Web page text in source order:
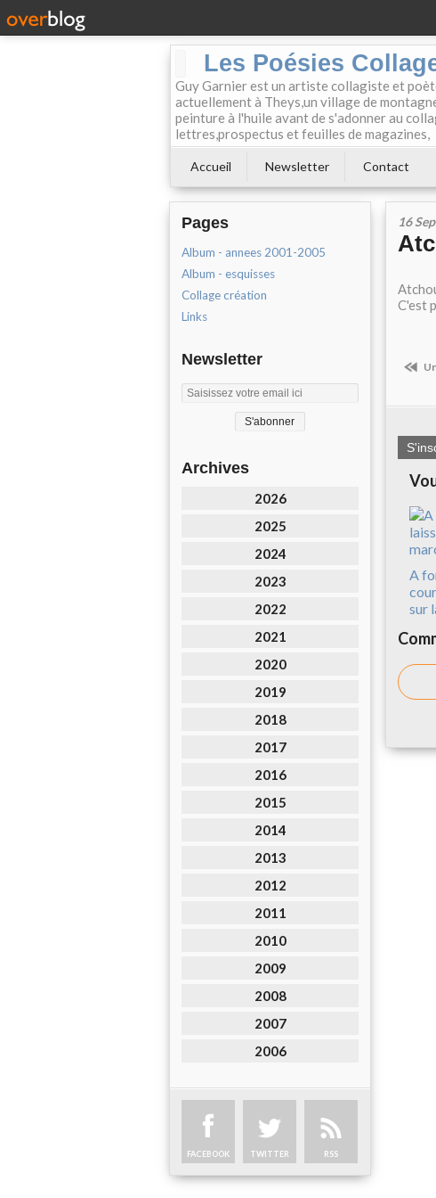
Les Poésies
Guy Garnier est un artiste collagiste et
actuellement à Theys,un village de
peinture à l'huile avant de s'adonner au
lettres,prospectus et feuilles de magazines,
Accueil Newsletter Contact
Pages
Album - annees 2001-2005
Album - esquisses
Collage création
Links
Newsletter
Archives
2026
2025
2024
2023
2022
2021
2020
2019
2018
2017
2016
2015
2014
2013
2012
2011
2010
2009
2008
2007
2006
FACEBOOK TWITTER RSS
16
C'est
A
sur